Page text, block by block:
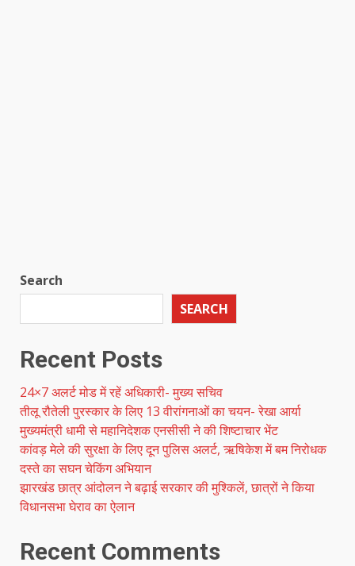
Search
SEARCH
Recent Posts
24×7 अलर्ट मोड में रहें अधिकारी- मुख्य सचिव
तीलू रौतेली पुरस्कार के लिए 13 वीरांगनाओं का चयन- रेखा आर्या
मुख्यमंत्री धामी से महानिदेशक एनसीसी ने की शिष्टाचार भेंट
कांवड़ मेले की सुरक्षा के लिए दून पुलिस अलर्ट, ऋषिकेश में बम निरोधक
दस्ते का सघन चेकिंग अभियान
झारखंड छात्र आंदोलन ने बढ़ाई सरकार की मुश्किलें, छात्रों ने किया
विधानसभा घेराव का ऐलान
Recent Comments